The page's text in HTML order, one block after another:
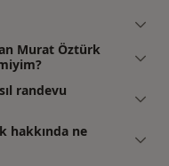
Murat Öztürk
randevu
hakkında ne